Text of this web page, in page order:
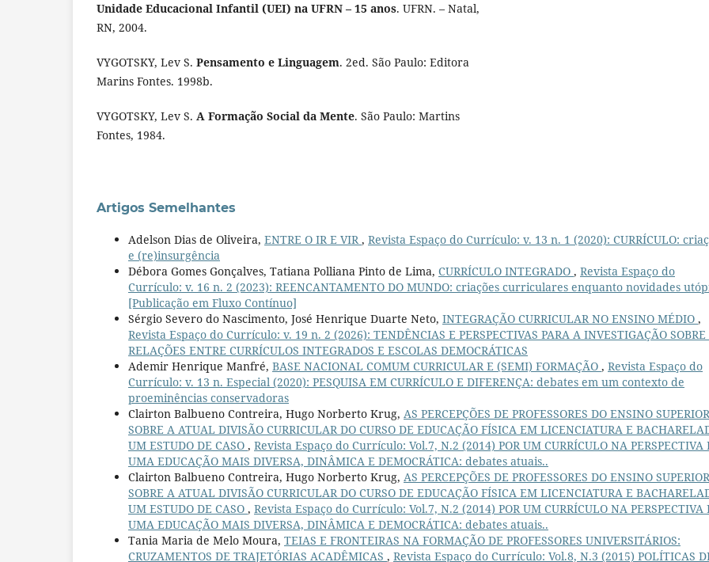
Unidade Educacional Infantil (UEI) na UFRN – 15 anos. UFRN. – Natal,
RN, 2004.
VYGOTSKY, Lev S. Pensamento e Linguagem. 2ed. São Paulo: Editora
Marins Fontes. 1998b.
VYGOTSKY, Lev S. A Formação Social da Mente. São Paulo: Martins
Fontes, 1984.
Artigos Semelhantes
Adelson Dias de Oliveira, ENTRE O IR E VIR, Revista Espaço do Currículo: v. 13 n. 1 (2020): CURRÍCULO:
e (re)insurgência
Débora Gomes Gonçalves, Tatiana Polliana Pinto de Lima, CURRÍCULO INTEGRADO , Revista Espaço do
Currículo: v. 16 n. 2 (2023): REENCANTAMENTO DO MUNDO: criações curriculares enquanto novidades
[Publicação em Fluxo Contínuo]
Sérgio Severo do Nascimento, José Henrique Duarte Neto, INTEGRAÇÃO CURRICULAR NO ENSINO MÉDIO ,
Revista Espaço do Currículo: v. 19 n. 2 (2026): TENDÊNCIAS E PERSPECTIVAS PARA A INVESTIGAÇÃO SOBRE
RELAÇÕES ENTRE CURRÍCULOS INTEGRADOS E ESCOLAS DEMOCRÁTICAS
Ademir Henrique Manfré, BASE NACIONAL COMUM CURRICULAR E (SEMI) FORMAÇÃO , Revista Espaço do
Currículo: v. 13 n. Especial (2020): PESQUISA EM CURRÍCULO E DIFERENÇA: debates em um contexto de
proeminências conservadoras
Clairton Balbueno Contreira, Hugo Norberto Krug, AS PERCEPÇÕES DE PROFESSORES DO ENSINO SUPERIOR
SOBRE A ATUAL DIVISÃO CURRICULAR DO CURSO DE EDUCAÇÃO FÍSICA EM LICENCIATURA E
UM ESTUDO DE CASO , Revista Espaço do Currículo: Vol.7, N.2 (2014) POR UM CURRÍCULO NA PERSPECTIVA
UMA EDUCAÇÃO MAIS DIVERSA, DINÂMICA E DEMOCRÁTICA: debates atuais..
Clairton Balbueno Contreira, Hugo Norberto Krug, AS PERCEPÇÕES DE PROFESSORES DO ENSINO SUPERIOR
SOBRE A ATUAL DIVISÃO CURRICULAR DO CURSO DE EDUCAÇÃO FÍSICA EM LICENCIATURA E
UM ESTUDO DE CASO , Revista Espaço do Currículo: Vol.7, N.2 (2014) POR UM CURRÍCULO NA PERSPECTIVA
UMA EDUCAÇÃO MAIS DIVERSA, DINÂMICA E DEMOCRÁTICA: debates atuais..
Tania Maria de Melo Moura, TEIAS E FRONTEIRAS NA FORMAÇÃO DE PROFESSORES UNIVERSITÁRIOS:
CRUZAMENTOS DE TRAJETÓRIAS ACADÊMICAS , Revista Espaço do Currículo: Vol.8, N.3 (2015) POLÍTICAS